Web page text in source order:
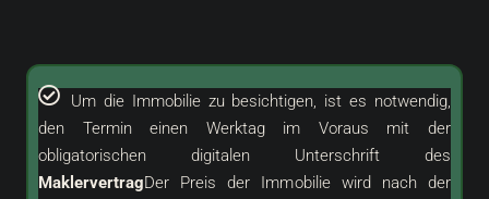
Um die Immobilie zu besichtigen, ist es notwendig,
den Termin einen Werktag im Voraus mit der
obligatorischen digitalen Unterschrift des
MaklervertragDer Preis der Immobilie wird nach der